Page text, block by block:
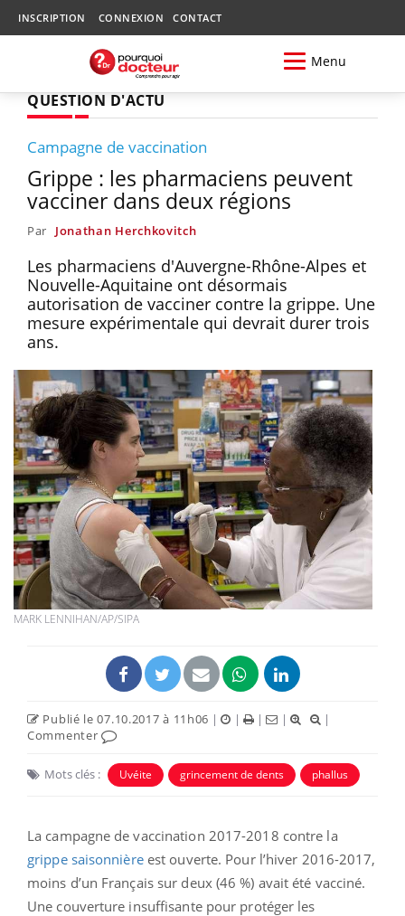
INSCRIPTION CONNEXION CONTACT
Menu
QUESTION D'ACTU
Campagne de vaccination
Grippe : les pharmaciens peuvent
vacciner dans deux régions
Par Jonathan Herchkovitch
Les pharmaciens d'Auvergne-Rhône-Alpes et
Nouvelle-Aquitaine ont désormais
autorisation de vacciner contre la grippe. Une
mesure expérimentale qui devrait durer trois
ans.
MARK LENNIHAN/AP/SIPA
Publié le 07.10.2017 à 11h06 | | | |
|
Commenter
Mots clés : Uvéite grincement de dents phallus
La campagne de vaccination 2017-2018 contre la
grippe saisonnièreest ouverte. Pour l’hiver 2016-2017,
moins d’un Français sur deux (46 %) avait été vacciné.
Une couverture insuffisante pour protéger les